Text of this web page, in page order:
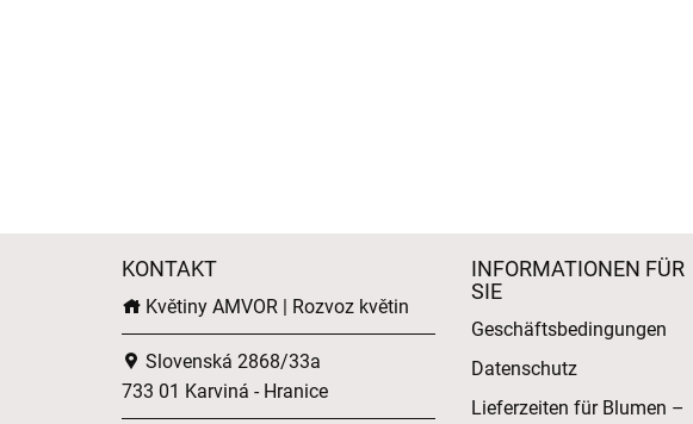
KONTAKT
Květiny AMVOR | Rozvoz květin
Slovenská 2868/33a
733 01 Karviná - Hranice
INFORMATIONEN FÜR
SIE
Geschäftsbedingungen
Datenschutz
Lieferzeiten für Blumen –